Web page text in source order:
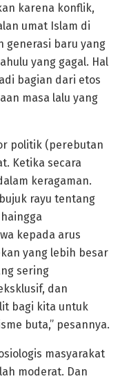
karena konflik,
umat Islam di
generasi baru yang
yang gagal. Hal
bagian dari etos
masa lalu yang
politik (perebutan
Ketika secara
keragaman.
rayu tentang
kepada arus
yang lebih besar
sering
dan
bagi kita untuk
buta,” pesannya.
masyarakat
moderat. Dan